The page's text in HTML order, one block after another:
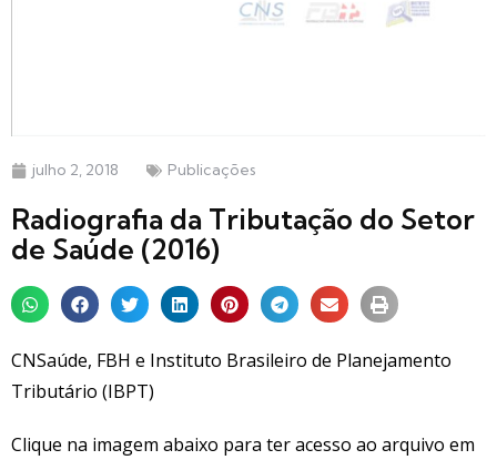
julho 2, 2018 Publicações
Radiografia da Tributação do Setor
de Saúde (2016)
CNSaúde, FBH e Instituto Brasileiro de Planejamento
Tributário (IBPT)
Clique na imagem abaixo para ter acesso ao arquivo em